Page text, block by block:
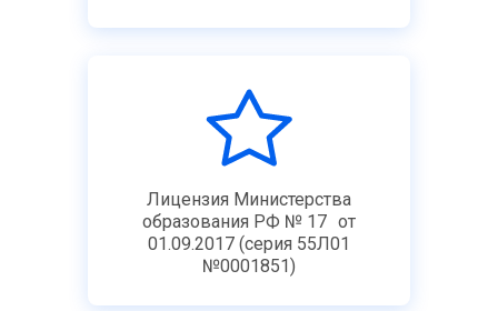
Лицензия Министерства
образования РФ № 17 от
01.09.2017 (серия 55Л01
№0001851)